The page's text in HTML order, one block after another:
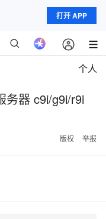
打开 APP
个人
务器 c9i/g9i/r9i
版权 举报